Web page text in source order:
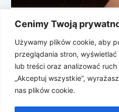
Cenimy Twoją
Używamy plików cookie, aby
przeglądania stron,
lub treści oraz analizować
„Akceptuj wszystkie”,
nas plików cookie.
Xiaomi startuje z
Xiaomi szykuje solidną
MWC (topowe targi Mobile
Barcelonie. I choć fani